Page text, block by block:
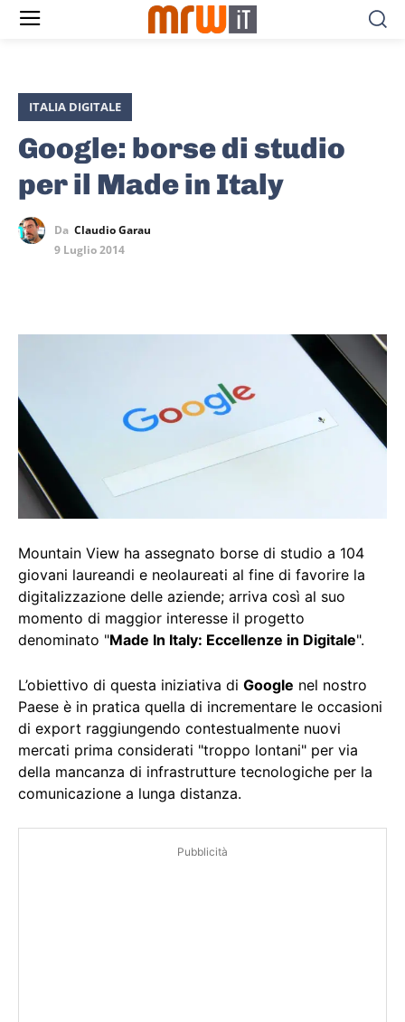
ITALIA DIGITALE
Google: borse di studio
per il Made in Italy
Da Claudio Garau
9 Luglio 2014
Mountain View ha assegnato borse di studio a 104
giovani laureandi e neolaureati al fine di favorire la
digitalizzazione delle aziende; arriva così al suo
momento di maggior interesse il progetto
denominato "Made In Italy: Eccellenze in Digitale".
L’obiettivo di questa iniziativa di Google nel nostro
Paese è in pratica quella di incrementare le occasioni
di export raggiungendo contestualmente nuovi
mercati prima considerati "troppo lontani" per via
della mancanza di infrastrutture tecnologiche per la
comunicazione a lunga distanza.
Pubblicità